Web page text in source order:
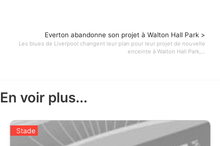
Everton abandonne son projet à Walton Hall Park >
Les blues de Liverpool changent leur plan pour leur projet de nouvelle
enceinte à Walton Hall Park,...
En voir plus...
Stade